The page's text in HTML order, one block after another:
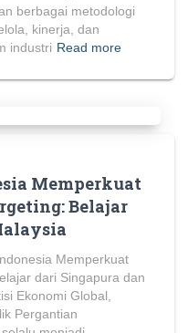
berbagai metodologi
kinerja, dan
industri Read more
Memperkuat
Belajar
Memperkuat
dari Singapura dan
Ekonomi Global,
Pergantian